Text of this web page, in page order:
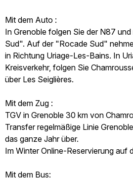
Mit dem Auto :
In Grenoble folgen Sie der N87
Sud". Auf der "Rocade Sud"
in Richtung Uriage-Les-Bains. In
Kreisverkehr, folgen Sie
über Les Seiglières.
Mit dem Zug :
TGV in Grenoble 30 km von
Transfer regelmäßige Linie
das ganze Jahr über.
Im Winter Online-Reservierung auf
Mit dem Bus: